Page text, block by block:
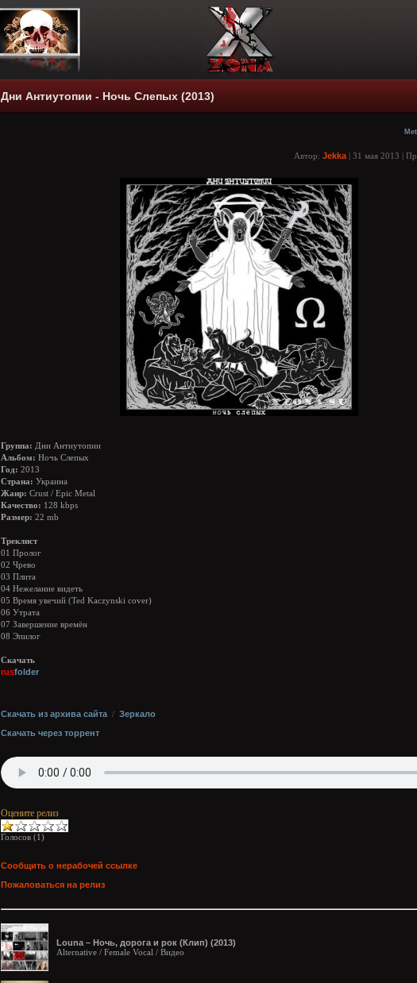
Дни Антиутопии - Ночь Слепых (2013)
Автор: Jekka | 31 мая 2013 |
Группа: Дни Антиутопии
Альбом: Ночь Слепых
Год: 2013
Страна: Украина
Жанр: Crust / Epic Metal
Качество: 128 kbps
Размер: 22 mb
Треклист
01 Пролог
02 Чрево
03 Плита
04 Нежелание видеть
05 Время увечий (Ted Kaczynski cover)
06 Утрата
07 Завершение времён
08 Эпилог
Скачать
rusfolder
Скачать из архива сайта / Зеркало
Скачать через торрент
Оцените релиз
Голосов (1)
Сообщить о нерабочей ссылке
Пожаловаться на релиз
Louna – Ночь, дорога и рок (Клип) (2013)
Alternative / Female Vocal / Видео